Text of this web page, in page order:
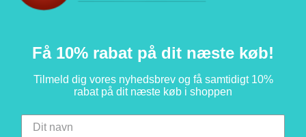
Få 10% rabat på dit næste køb!
Tilmeld dig vores nyhedsbrev og få samtidigt 10%
rabat på dit næste køb i shoppen